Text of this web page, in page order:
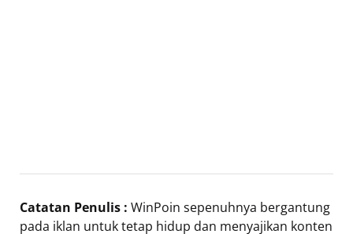
Catatan Penulis : WinPoin sepenuhnya bergantung
pada iklan untuk tetap hidup dan menyajikan konten